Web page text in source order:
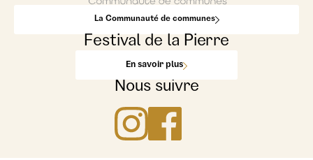
La Communauté de communes
Festival de la Pierre
En savoir plus
Nous suivre